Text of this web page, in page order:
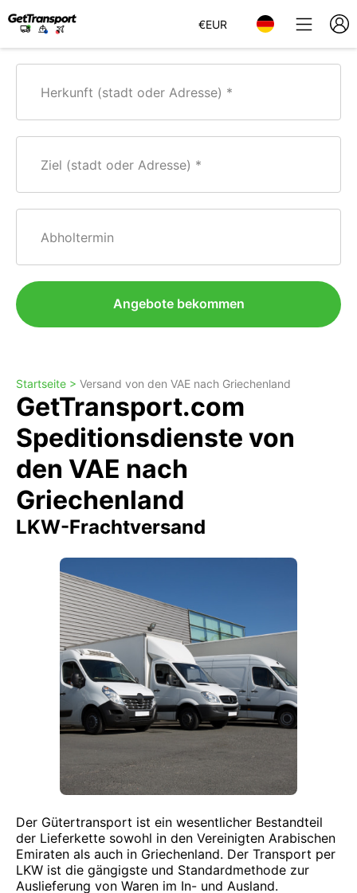
€EUR
Herkunft (stadt oder Adresse)
Ziel (stadt oder Adresse)
Abholtermin
Angebote bekommen
Startseite > Versand von den VAE nach Griechenland
GetTransport.com
Speditionsdienste von
den VAE nach
Griechenland
LKW-Frachtversand
Der Gütertransport ist ein wesentlicher Bestandteil
der Lieferkette sowohl in den Vereinigten Arabischen
Emiraten als auch in Griechenland. Der Transport per
LKW ist die gängigste und Standardmethode zur
Auslieferung von Waren im In- und Ausland.